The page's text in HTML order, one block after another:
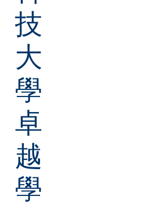
技
大
學
卓
越
學